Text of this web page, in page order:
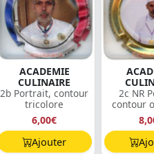
ACADEMIE
CULINAIRE
2b Portrait, contour
tricolore
6,00€
Ajouter
2c NR
contour